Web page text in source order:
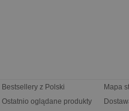
Bestsellery z Polski
Ostatnio oglądane produkty
Mapa